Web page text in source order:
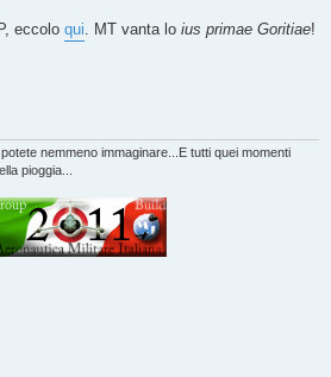
eccolo qui . MT vanta lo ius primae Goritiae!
nemmeno immaginare...E tutti quei momenti
pioggia...